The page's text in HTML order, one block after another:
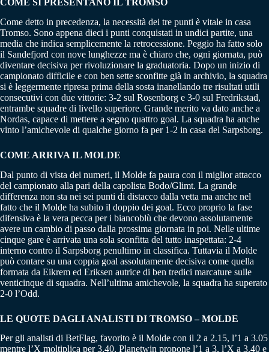
COME SI PRESENTANO IL TROMSO
Come detto in precedenza, la necessità dei tre punti è vitale in casa
Tromso. Sono appena dieci i punti conquistati in undici partite, una
media che indica semplicemente la retrocessione. Peggio ha fatto solo
il Sandefjord con nove lunghezze ma è chiaro che, ogni giornata, può
diventare decisiva per rivoluzionare la graduatoria. Dopo un inizio di
campionato difficile e con ben sette sconfitte già in archivio, la squadra
si è leggermente ripresa prima della sosta inanellando tre risultati utili
consecutivi con due vittorie: 3-2 sul Rosenborg e 3-0 sul Fredrikstad,
entrambe squadre di livello superiore. Grande merito va dato anche a
Nordas, capace di mettere a segno quattro goal. La squadra ha anche
vinto l’amichevole di qualche giorno fa per 1-2 in casa del Sarpsborg.
COME ARRIVA IL MOLDE
Dal punto di vista dei numeri, il Molde fa paura con il miglior attacco
del campionato alla pari della capolista Bodo/Glimt. La grande
differenza non sta nei sei punti di distacco dalla vetta ma anche nel
fatto che il Molde ha subito il doppio dei goal. Ecco proprio la fase
difensiva è la vera pecca per i biancoblù che devono assolutamente
avere un cambio di passo dalla prossima giornata in poi. Nelle ultime
cinque gare è arrivata una sola sconfitta del tutto inaspettata: 2-4
interno contro il Sarpsborg penultimo in classifica. Tuttavia il Molde
può contare su una coppia goal assolutamente decisiva come quella
formata da Eikrem ed Eriksen autrice di ben tredici marcature sulle
venticinque di squadra. Nell’ultima amichevole, la squadra ha superato
2-0 l’Odd.
LE QUOTE DAGLI ANALISTI DI TROMSO – MOLDE
Per gli analisti di BetFlag, favorito è il Molde con il 2 a 2.15, l’1 a 3.05
mentre l’X moltiplica per 3.40. Planetwin propone l’1 a 3, l’X a 3.40 e